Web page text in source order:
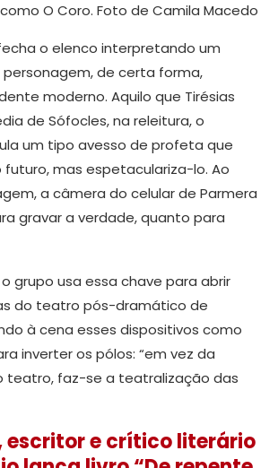
O Coro. Foto de Camila Macedo
o elenco interpretando um
personagem, de certa forma,
moderno. Aquilo que Tirésias
de Sófocles, na releitura, o
um tipo avesso de profeta que
futuro, mas espetaculariza-lo. Ao
a câmera do celular de Parmera
gravar a verdade, quanto para
grupo usa essa chave para abrir
do teatro pós-dramático de
à cena esses dispositivos como
inverter os pólos: “em vez da
teatro, faz-se a teatralização das
escritor e crítico literário